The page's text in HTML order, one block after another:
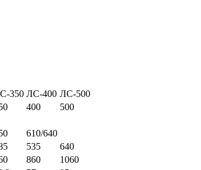
350 ЛС-400 ЛС-500
400
500
610/640
535
640
860
1060